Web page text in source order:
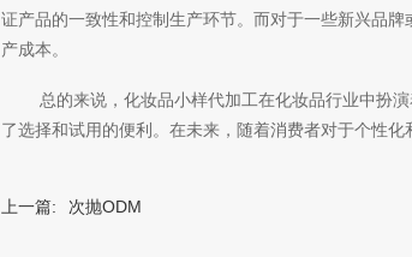
证产品的一致性和控制生产环节。而对于一些新兴品
产成本。
总的来说，化妆品小样代加工在化妆品行业中扮
了选择和试用的便利。在未来，随着消费者对于个性
上一篇: 次抛ODM